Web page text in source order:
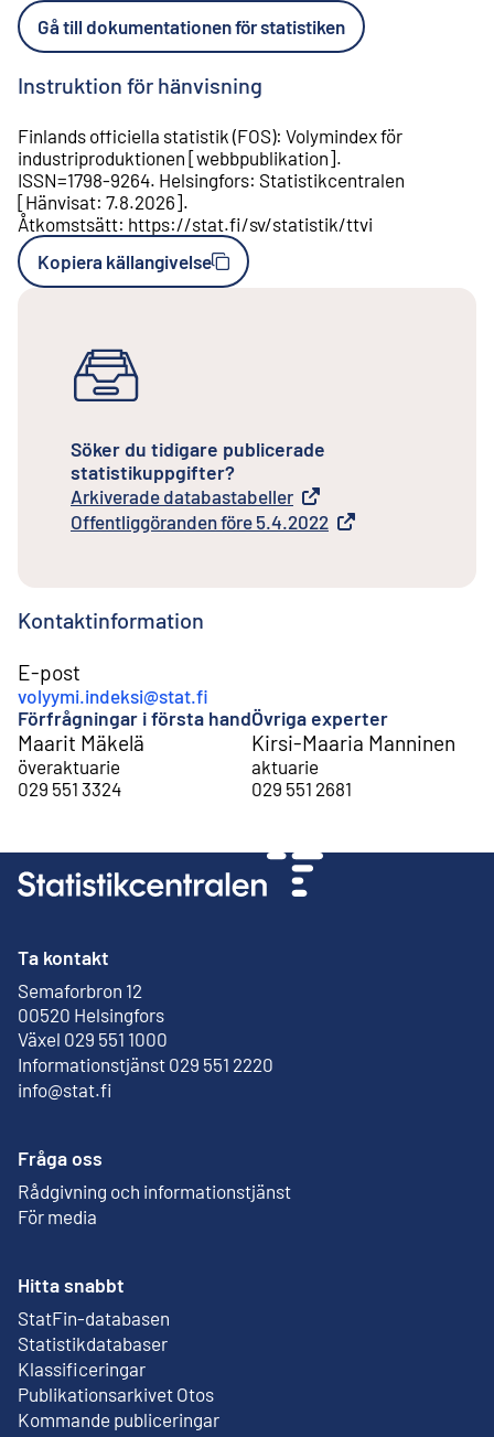
Gå till dokumentationen för statistiken
Instruktion för hänvisning
Finlands officiella statistik (FOS): Volymindex för
industriproduktionen [webbpublikation].
ISSN=1798-9264. Helsingfors: Statistikcentralen
[Hänvisat: 7.8.2026].
Åtkomstsätt: https://stat.fi/sv/statistik/ttvi
Kopiera källangivelse
Söker du tidigare publicerade
statistikuppgifter?
Arkiverade databastabeller
Extern länk
Offentliggöranden före 5.4.2022
Extern länk
Kontaktinformation
E-post
volyymi.indeksi@stat.fi
Förfrågningar i första hand
Maarit Mäkelä
överaktuarie
029 551 3324
Övriga experter
Kirsi-Maaria Manninen
aktuarie
029 551 2681
Ta kontakt
Semaforbron 12
00520 Helsingfors
Extern länk
Växel 029 551 1000
Informationstjänst 029 551 2220
info@stat.fi
Fråga oss
Rådgivning och informationstjänst
För media
Hitta snabbt
StatFin-databasen
Extern länk
Statistikdatabaser
Klassificeringar
Publikationsarkivet Otos
Extern länk
Kommande publiceringar